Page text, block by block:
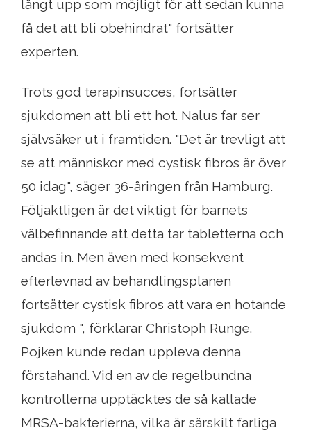
långt upp som möjligt för att sedan kunna
få det att bli obehindrat" fortsätter
experten.
Trots god terapinsucces, fortsätter
sjukdomen att bli ett hot. Nalus far ser
självsäker ut i framtiden. "Det är trevligt att
se att människor med cystisk fibros är över
50 idag", säger 36-åringen från Hamburg.
Följaktligen är det viktigt för barnets
välbefinnande att detta tar tabletterna och
andas in. Men även med konsekvent
efterlevnad av behandlingsplanen
fortsätter cystisk fibros att vara en hotande
sjukdom ", förklarar Christoph Runge.
Pojken kunde redan uppleva denna
förstahand. Vid en av de regelbundna
kontrollerna upptäcktes de så kallade
MRSA-bakterierna, vilka är särskilt farliga